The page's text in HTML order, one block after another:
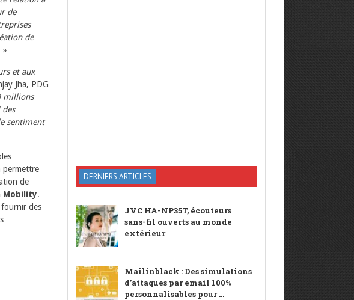
de
de
»
et aux
Jha, PDG
millions
sentiment
permettre
de
Mobility.
fournir des
DERNIERS ARTICLES
JVC HA-NP35T, écouteurs
sans-fil ouverts au monde
extérieur
Mailinblack : Des simulations
d’attaques par email 100%
personnalisables pour ...